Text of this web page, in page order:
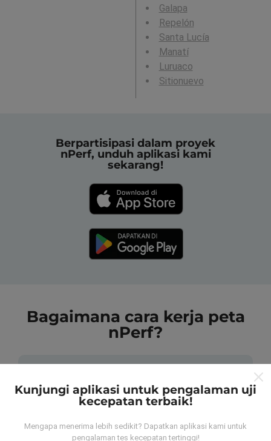
Galapa
Repelón
Santa Lucía
Manatí
Luruaco
Sitionuevo
Berpartisipasi dalam proyek
nPerf, unduh aplikasi kami
sekarang!
Bagaimana cara kerja peta
nPerf?
Kunjungi aplikasi untuk pengalaman uji
kecepatan terbaik!
Mengapa menerima lebih sedikit? Dapatkan aplikasi kami untuk
pengalaman tes kecepatan tertinggi!